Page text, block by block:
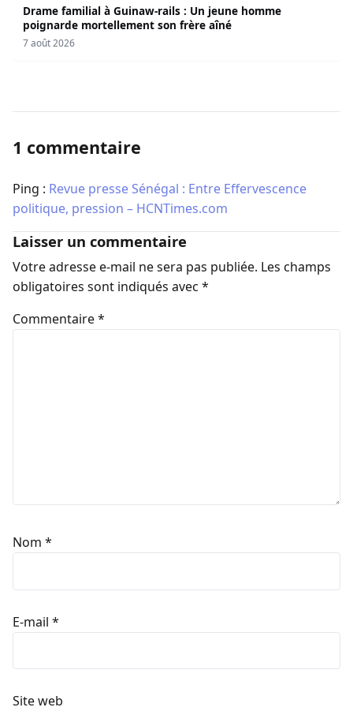
Drame familial à Guinaw-rails : Un jeune homme
poignarde mortellement son frère aîné
7 août 2026
1 commentaire
Ping : Revue presse Sénégal : Entre Effervescence
politique, pression – HCNTimes.com
Laisser un commentaire
Votre adresse e-mail ne sera pas publiée. Les champs
obligatoires sont indiqués avec *
Commentaire*
Nom *
E-mail *
Site web